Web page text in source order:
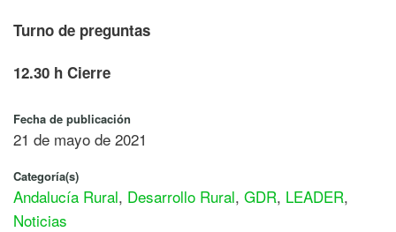
Turno de preguntas
12.30 h Cierre
Fecha de publicación
21 de mayo de 2021
Categoría(s)
Andalucía Rural, Desarrollo Rural, GDR, LEADER,
Noticias